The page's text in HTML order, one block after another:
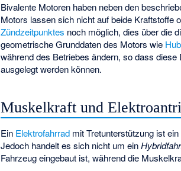
Bivalente Motoren haben neben den
Motors lassen sich nicht auf beide Kraftstoffe
Zündzeitpunktes noch möglich, dies über die
geometrische Grunddaten des Motors wie Hub
während des Betriebes ändern, so dass
ausgelegt werden können.
Muskelkraft und
Ein Elektrofahrrad mit Tretunterstützung ist
Jedoch handelt es sich nicht um ein
Fahrzeug eingebaut ist, während die